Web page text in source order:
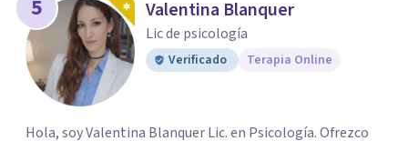
5 Valentina Blanquer
Lic de psicología
Verificado Terapia Online
Hola, soy Valentina Blanquer Lic. en Psicología. Ofrezco